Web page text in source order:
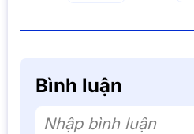
Bình luận
Nhập bình luận